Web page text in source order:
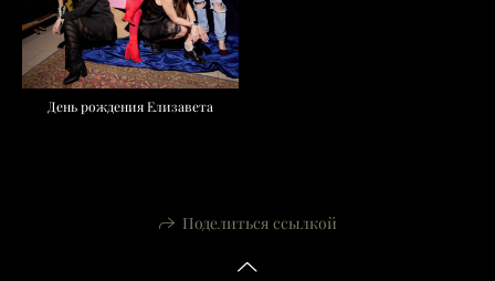
День рождения Елизавета
Поделиться ссылкой